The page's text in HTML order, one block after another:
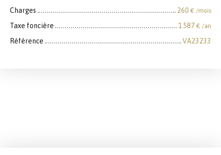
Charges
260 € /mois
Taxe foncière 1 587 € /an
Référence VA23233